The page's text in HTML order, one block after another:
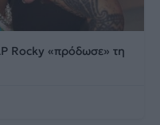
Rocky «πρόδωσε» τη